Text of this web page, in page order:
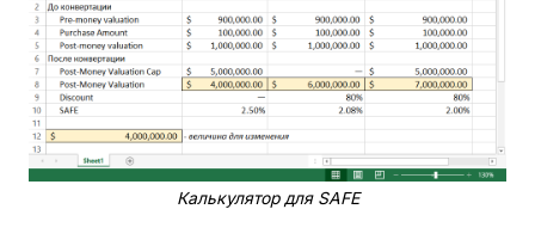
Калькулятор для SAFE